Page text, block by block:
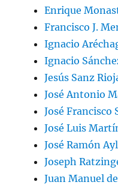
Enrique
Francisco J.
Ignacio
Ignacio
Jesús Sanz
José Antonio
José Francisco
José Luis
José Ramón
Joseph
Juan Manuel